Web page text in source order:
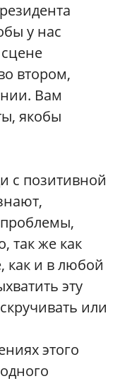
у нас
втором,
Вам
якобы
с позитивной
так же как
как и в любой
эту
или
этого